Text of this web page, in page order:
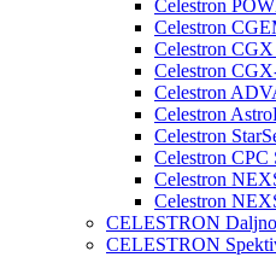
Celestron
Celestron
Celestron CGX
Celestron
Celestron
Celestron
Celestron
Celestron CPC
Celestron
Celestron
CELESTRON
CELESTRON